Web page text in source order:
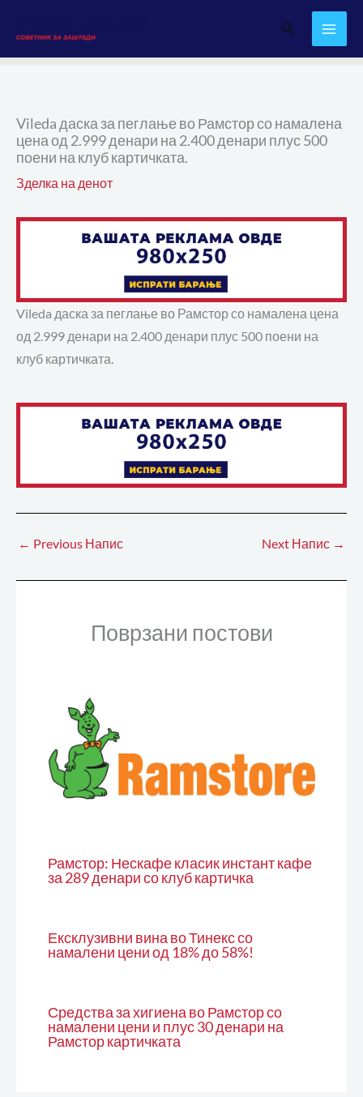
content
Search
Vileda даска за пеглање во Рамстор со намалена
цена од 2.999 денари на 2.400 денари плус 500
поени на клуб картичката.
Зделка на денот
Vileda даска за пеглање во Рамстор со намалена цена
од 2.999 денари на 2.400 денари плус 500 поени на
клуб картичката.
← Previous Напис Next Напис →
Поврзани постови
Рамстор: Нескафе класик инстант кафе
за 289 денари со клуб картичка
Ексклузивни вина во Тинекс со
намалени цени од 18% до 58%!
Средства за хигиена во Рамстор со
намалени цени и плус 30 денари на
Рамстор картичката